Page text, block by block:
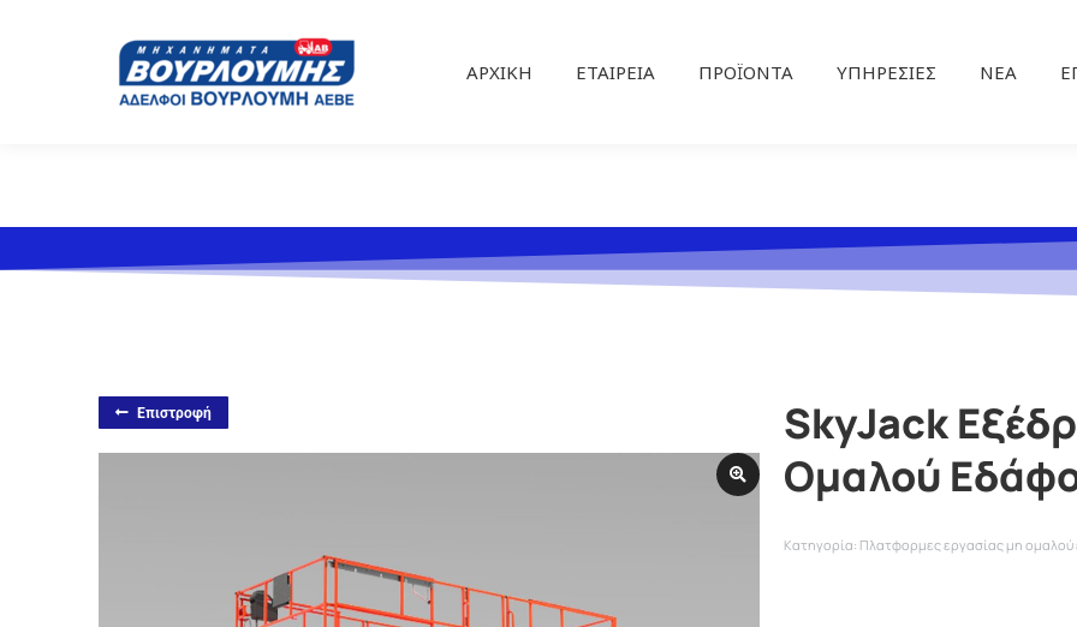
ΑΡΧΙΚΉ ΕΤΑΙΡΕΊΑ ΠΡΟΪΌΝΤΑ ΥΠΗΡΕΣΊΕΣ ΝΕΑ
Επιστροφή
SkyJack
Ομαλού
Κατηγορία: Πλατφορμες εργασίας μη